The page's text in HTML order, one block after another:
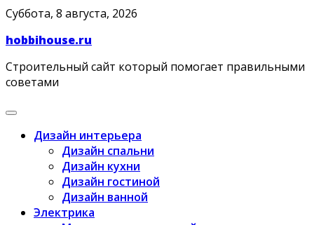
Skip
content
Суббота, 8 августа, 2026
hobbihouse.ru
Строительный сайт который помогает правильными
советами
Дизайн интерьера
Дизайн спальни
Дизайн кухни
Дизайн гостиной
Дизайн ванной
Электрика